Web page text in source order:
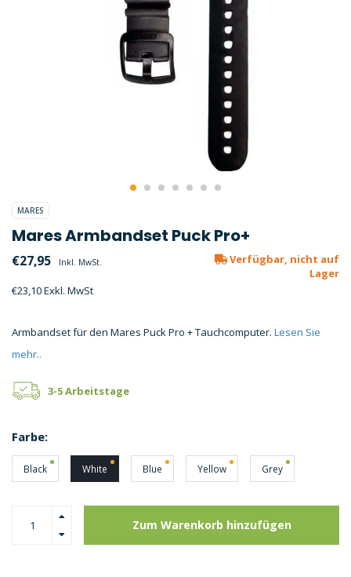
MARES
Mares Armbandset Puck Pro+
€27,95 Inkl. MwSt.
€23,10 Exkl. MwSt
Verfügbar, nicht auf
Lager
Armbandset für den Mares Puck Pro + Tauchcomputer. Lesen Sie
mehr..
3-5 Arbeitstage
Farbe:
Black White Blue Yellow Grey
Zum Warenkorb hinzufügen